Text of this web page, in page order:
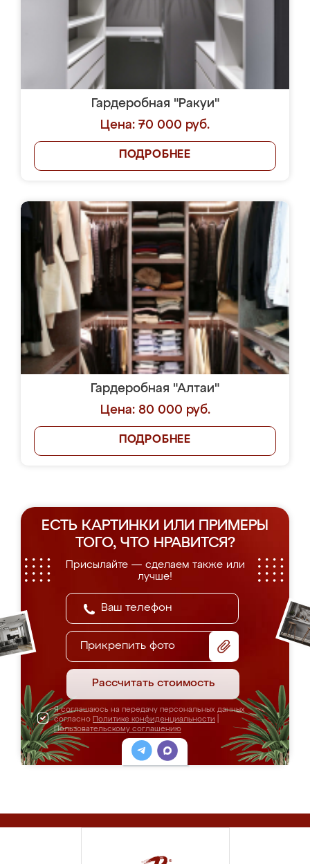
Гардеробная "Ракуи"
Цена: 70 000 руб.
ПОДРОБНЕЕ
Гардеробная "Алтаи"
Цена: 80 000 руб.
ПОДРОБНЕЕ
ЕСТЬ КАРТИНКИ ИЛИ ПРИМЕРЫ
ТОГО, ЧТО НРАВИТСЯ?
Присылайте — сделаем также или
лучше!
Прикрепить фото
Рассчитать стоимость
Я соглашаюсь на передачу персональных данных
согласно Политике конфиденциальности
Пользовательскому соглашению